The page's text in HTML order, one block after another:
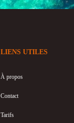
LIENS UTILES
À propos
Contact
Tarifs